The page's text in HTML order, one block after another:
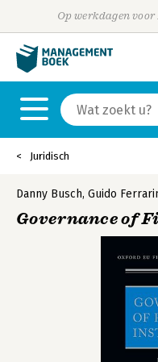
Op werkdagen
Juridisch
Danny Busch, Guido
Governance of